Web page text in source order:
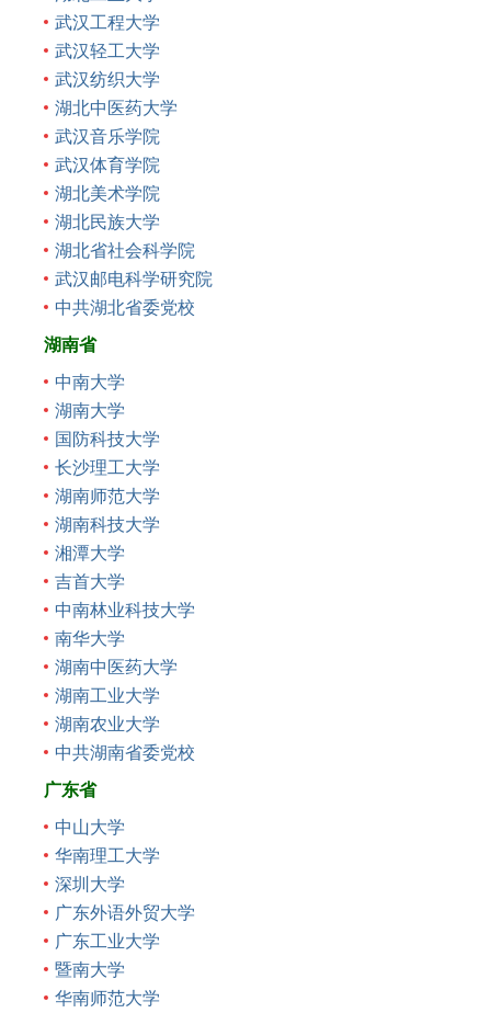
武汉工程大学
武汉轻工大学
武汉纺织大学
湖北中医药大学
武汉音乐学院
武汉体育学院
湖北美术学院
湖北民族大学
湖北省社会科学院
武汉邮电科学研究院
中共湖北省委党校
湖南省
中南大学
湖南大学
国防科技大学
长沙理工大学
湖南师范大学
湖南科技大学
湘潭大学
吉首大学
中南林业科技大学
南华大学
湖南中医药大学
湖南工业大学
湖南农业大学
中共湖南省委党校
广东省
中山大学
华南理工大学
深圳大学
广东外语外贸大学
广东工业大学
暨南大学
华南师范大学